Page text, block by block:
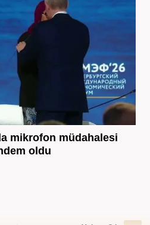
mikrofon müdahalesi
oldu